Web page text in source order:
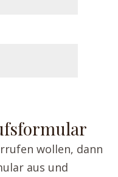
wollen, dann
aus und